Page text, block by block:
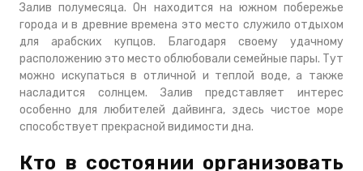
Залив полумесяца. Он находится на южном побережье
города и в древние времена это место служило отдыхом
для арабских купцов. Благодаря своему удачному
расположению это место облюбовали семейные пары. Тут
можно искупаться в отличной и теплой воде, а также
насладится солнцем. Залив представляет интерес
особенно для любителей дайвинга, здесь чистое море
способствует прекрасной видимости дна.
Кто в состоянии организовать